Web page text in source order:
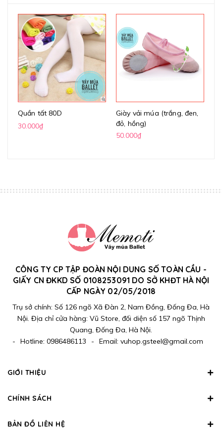
Quần tất 80D
30.000₫
Giày vải múa (trắng, đen,
đỏ, hồng)
50.000₫
CÔNG TY CP TẬP ĐOÀN NỘI DUNG SỐ TOÀN CẦU -
GIẤY CN ĐKKD SỐ 0108253091 DO SỞ KHĐT HÀ NỘI
CẤP NGÀY 02/05/2018
Trụ sở chính: Số 126 ngõ Xã Đàn 2, Nam Đồng, Đống Đa, Hà
Nội. Địa chỉ cửa hàng: Vũ Store, đối diện số 157 ngõ Thịnh
Quang, Đống Đa, Hà Nội.
-
Hotline: 0986486113 - Email: vuhop.gsteel@gmail.com
GIỚI THIỆU
CHÍNH SÁCH
BẢN ĐỒ LIÊN HỆ